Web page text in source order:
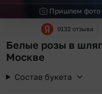
Пришлем фото
9132 отзыва
Белые розы в
Москве
Состав букета